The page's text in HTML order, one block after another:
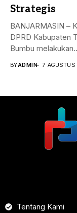
Strategis
BANJARMASIN –
DPRD Kabupaten
Bumbu melakukan
BYADMIN 7
Tentang Kami